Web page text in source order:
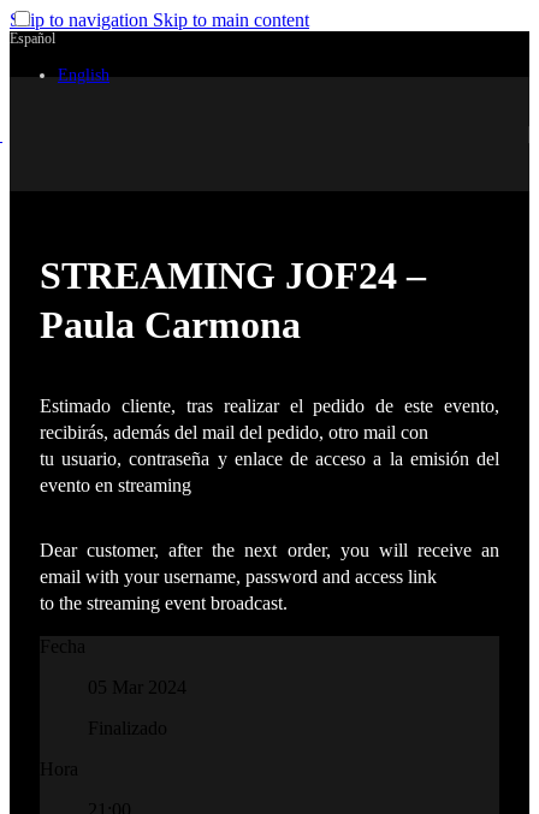
Skip to navigation Skip to main content
Español
English
STREAMING JOF24 –
Paula Carmona
Estimado cliente, tras realizar el pedido de este evento,
recibirás, además del mail del pedido, otro mail con
tu usuario, contraseña y enlace de acceso a la emisión del
evento en streaming
Dear customer, after the next order, you will receive an
email with your username, password and access link
to the streaming event broadcast.
Fecha
05 Mar 2024
Finalizado
Hora
21:00